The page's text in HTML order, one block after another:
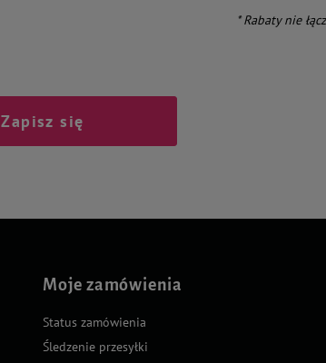
* Rabaty nie
Zapisz się
Moje zamówienia
Status zamówienia
Śledzenie przesyłki